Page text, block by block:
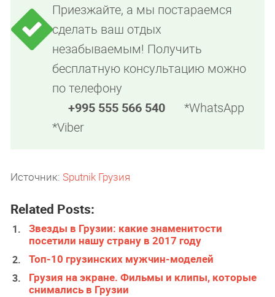
Приезжайте, а мы постараемся
сделать ваш отдых
незабываемым! Получить
бесплатную консультацию можно
по телефону
+995 555 566 540
*WhatsApp
*Viber
Источник:Sputnik Грузия
Related Posts:
Звезды в Грузии: какие знаменитости
посетили нашу страну в 2017 году
Топ-10 грузинских мужчин-моделей
Грузия на экране. Фильмы и клипы, которые
снимались в Грузии